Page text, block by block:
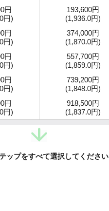
円
円)
193,600円
(1,936.0円)
円
円)
374,000円
(1,870.0円)
円
円)
557,700円
(1,859.0円)
円
円)
739,200円
(1,848.0円)
円
円)
918,500円
(1,837.0円)
ップをすべて選択してください